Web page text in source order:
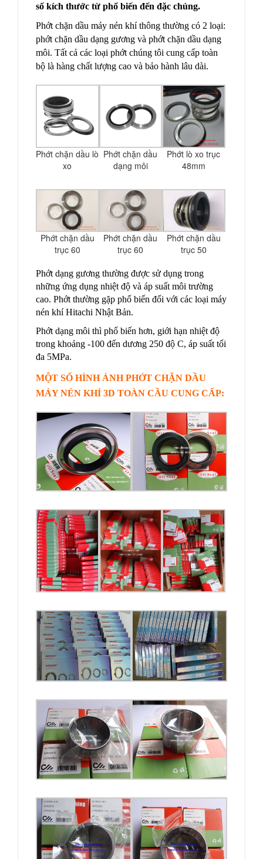
số kích thước từ phổ biến đến đặc chủng.
Phớt chặn dầu máy nén khí thông thường có 2 loại:
phớt chặn dầu dạng gương và phớt chặn dầu dạng
môi. Tất cả các loại phớt chúng tôi cung cấp toàn
bộ là hàng chất lượng cao và bảo hành lâu dài.
Phớt chặn dầu lò
xo
Phớt chặn dầu
dạng môi
Phớt lò xo trục
48mm
Phớt chặn dầu
trục 60
Phớt chặn dầu
trục 60
Phớt chặn dầu
trục 50
Phớt dạng gương thường được sử dụng trong
những ứng dụng nhiệt độ và áp suất môi trường
cao. Phớt thường gặp phổ biến đối với các loại máy
nén khí Hitachi Nhật Bản.
Phớt dạng môi thì phổ biến hơn, giới hạn nhiệt độ
trong khoảng -100 đến dương 250 độ C, áp suất tối
đa 5MPa.
MỘT SỐ HÌNH ẢNH PHỚT CHẶN DẦU
MÁY NÉN KHÍ 3D TOÀN CẦU CUNG CẤP: